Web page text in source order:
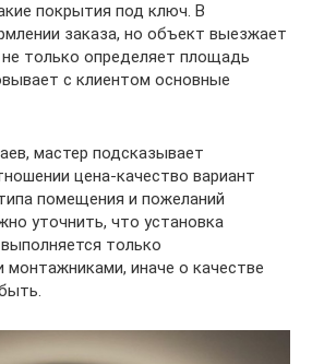
покрытия под ключ. В
заказа, но объект выезжает
только определяет площадь
с клиентом основные
мастер подсказывает
цена-качество вариант
помещения и пожеланий
уточнить, что установка
только
иначе о качестве